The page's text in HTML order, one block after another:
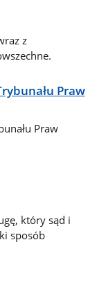
z
Praw
Praw
który sąd i
sposób